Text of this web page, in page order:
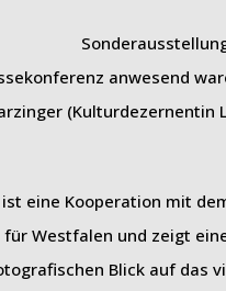
anwesend
(Kulturdezernentin
eine Kooperation mit
Westfalen und zeigt
Blick auf das